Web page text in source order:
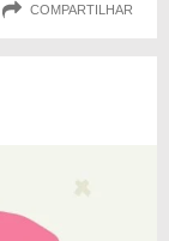
COMPARTILHAR